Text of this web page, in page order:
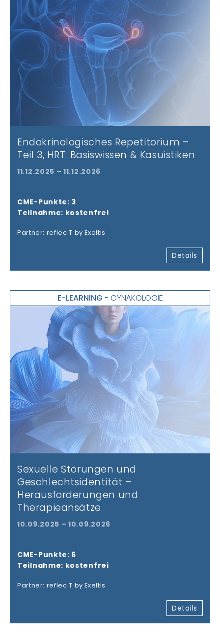
Endokrinologisches Repetitorium –
Teil 3, HRT: Basiswissen & Kasuistiken
11.12.2025 – 11.12.2026
CME-Punkte: 3
Teilnahme: kostenfrei
Partner: reflec:T by Exeltis
Details
E-LEARNING - GYNÄKOLOGIE
Sexuelle Störungen und
Geschlechtsidentität –
Herausforderungen und
Therapieansätze
10.09.2025 – 10.09.2026
CME-Punkte: 6
Teilnahme: kostenfrei
Partner: reflec:T by Exeltis
Details